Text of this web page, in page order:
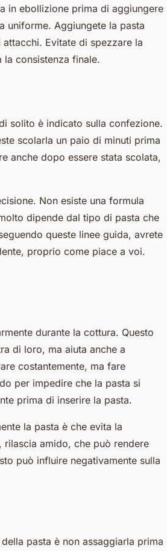
in ebollizione prima di aggiungere
uniforme. Aggiungete la pasta
Evitate di spezzare la
consistenza finale.
solito è indicato sulla confezione.
scolarla un paio di minuti prima
anche dopo essere stata scolata,
Non esiste una formula
dipende dal tipo di pasta che
queste linee guida, avrete
proprio come piace a voi.
durante la cottura. Questo
di loro, ma aiuta anche a
costantemente, ma fare
per impedire che la pasta si
prima di inserire la pasta.
la pasta è che evita la
amido, che può rendere
può influire negativamente sulla
pasta è non assaggiarla prima